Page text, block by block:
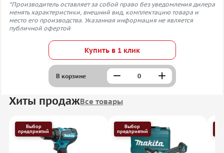
*Производитель оставляет за собой право без уведомления дилера
менять характеристики, внешний вид, комплектацию товара и
место его производства. Указанная информация не является
публичной офертой
Купить в 1 клик
В корзине
Хиты продажВсе товары
Выбор
предприятий
Выбор
предприятий